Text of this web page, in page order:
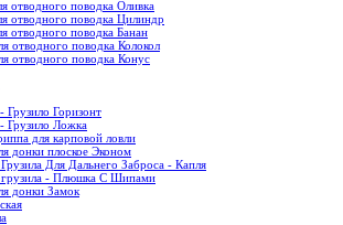
отводного поводка Оливка
отводного поводка Цилиндр
отводного поводка Банан
отводного поводка Колокол
отводного поводка Конус
Грузило Горизонт
Грузило Ложка
для карповой ловли
донки плоское Эконом
Для Дальнего Заброса - Капля
грузила - Плюшка С Шипами
донки Замок